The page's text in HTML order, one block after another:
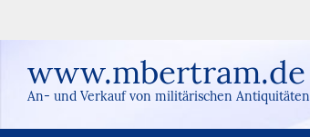
www.mbertram.de
An- und Verkauf von militärischen Antiquitäten